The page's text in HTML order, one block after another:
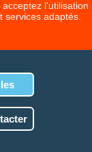
l'utilisation
adaptés.